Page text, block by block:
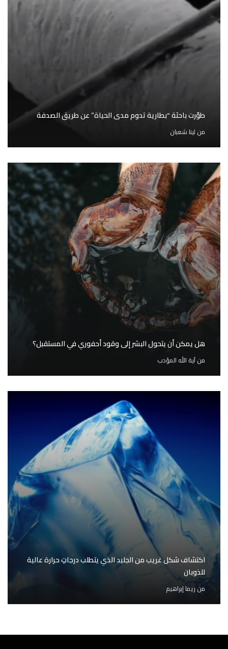
طوّرت باحثة “بطارية تدوم مدى الحياة” عن طريق الصدفة
من لينا شعبان
هل يمكن أن يتحول البشر إلى وقود أحفوري في المستقبل؟
منآية الله المؤدب
اكتشاف شكل غريب من الجليد الذي يتطلب درجاتِ حرارة عالية
للذوبان
من ريما إبراهيم